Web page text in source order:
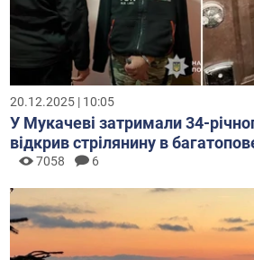
20.12.2025 | 10:05
У Мукачеві затримали 34-
відкрив стрілянину в
7058 6